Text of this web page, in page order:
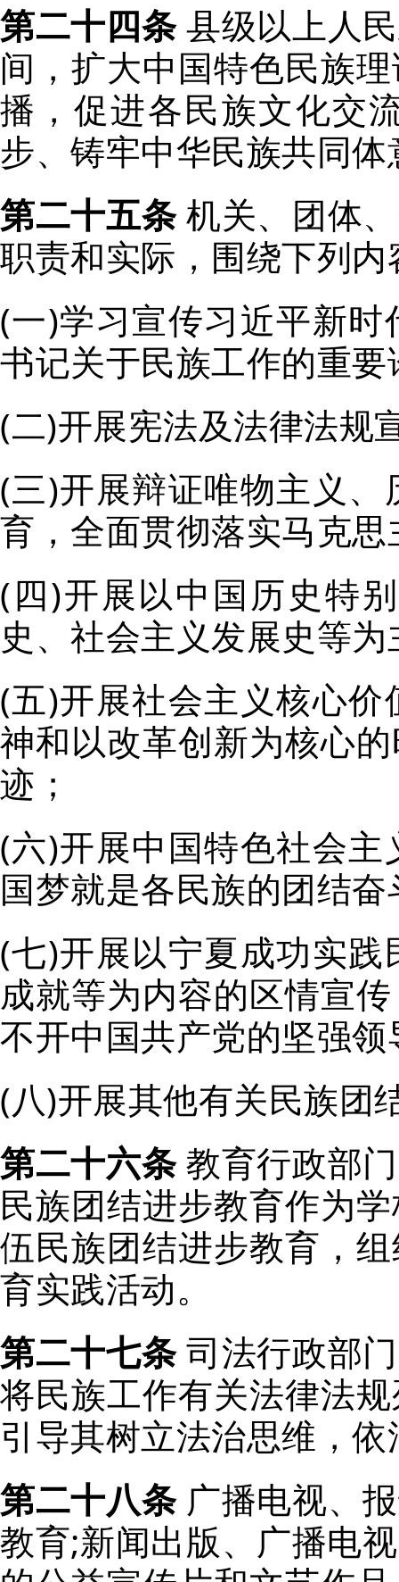
第二十四条县级以上人
间，扩大中国特色民族
播，促进各民族文化交
步、铸牢中华民族共同
第二十五条 机关、团体
职责和实际，围绕下列
(一)学习宣传习近平新
书记关于民族工作的重要
(二)开展宪法及法律法规
(三)开展辩证唯物主义
育，全面贯彻落实马克
(四)开展以中国历史特
史、社会主义发展史等
(五)开展社会主义核心
神和以改革创新为核心
迹；
(六)开展中国特色社会
国梦就是各民族的团结
(七)开展以宁夏成功实
成就等为内容的区情宣
不开中国共产党的坚强
(八)开展其他有关民族团
第二十六条教育行政部
民族团结进步教育作为
伍民族团结进步教育，
育实践活动。
第二十七条 司法行政部
将民族工作有关法律法
引导其树立法治思维，
第二十八条 广播电视、
教育;新闻出版、广播电